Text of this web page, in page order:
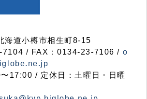
道小樽市相生町8-15
7104 / FAX：0134-23-7106 / o
17:00 / 定休日：土曜日・日曜